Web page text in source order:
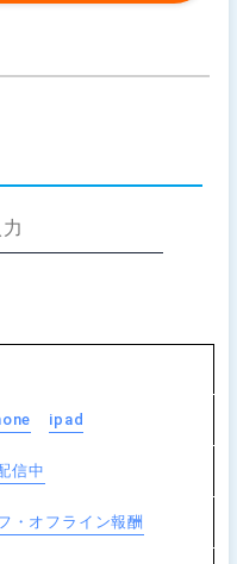
ipad
信中
・オフライン報酬